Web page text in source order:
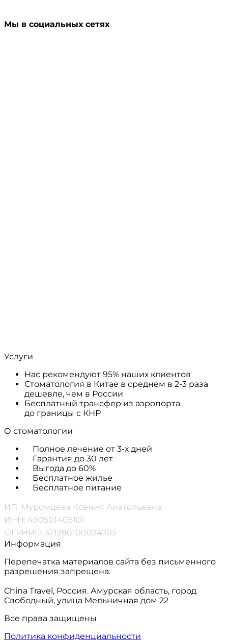
Мы в социальных сетях
Услуги
Нас рекомендуют 95% наших клиентов
Стоматология в Китае в среднем в 2-3 раза
дешевле, чем в России
Бесплатный трансфер из аэропорта
до границы с КНР
О стоматологии
Полное лечение от 3-х дней
Гарантия до 30 лет
Выгода до 60%
Бесплатное жилье
Бесплатное питание
ИП: Муромцева Ксения Анатольевна
ИНН: 490501405101
ОГРНИП: 321280100024705
Информация
Перепечатка материалов сайта без письменного
разрешения запрещена.
China Travel, Россия. Амурская область, город
Свободный, улица Мельничная дом 22
Все права защищены
Политика конфиденциальности